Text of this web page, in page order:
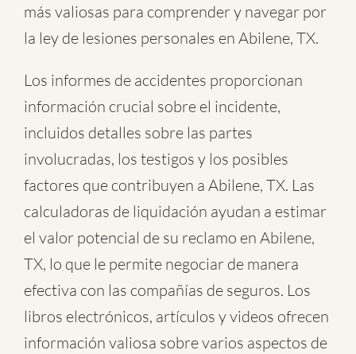
más valiosas para comprender y navegar por
la ley de lesiones personales en Abilene, TX.
Los informes de accidentes proporcionan
información crucial sobre el incidente,
incluidos detalles sobre las partes
involucradas, los testigos y los posibles
factores que contribuyen a Abilene, TX. Las
calculadoras de liquidación ayudan a estimar
el valor potencial de su reclamo en Abilene,
TX, lo que le permite negociar de manera
efectiva con las compañías de seguros. Los
libros electrónicos, artículos y videos ofrecen
información valiosa sobre varios aspectos de